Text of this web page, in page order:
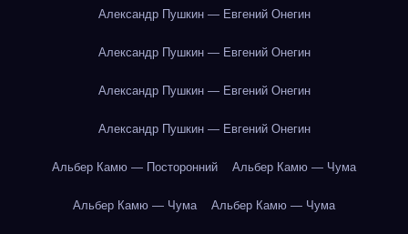
Александр Пушкин — Евгений Онегин
Александр Пушкин — Евгений Онегин
Александр Пушкин — Евгений Онегин
Александр Пушкин — Евгений Онегин
Альбер Камю — Посторонний Альбер Камю — Чума
Альбер Камю — Чума Альбер Камю — Чума